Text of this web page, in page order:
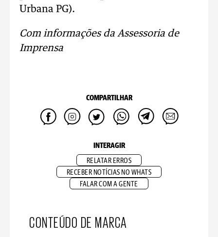
Urbana PG).
Com informações da Assessoria de
Imprensa
COMPARTILHAR
INTERAGIR
RELATAR ERROS
RECEBER NOTÍCIAS NO WHATS
FALAR COM A GENTE
CONTEÚDO DE MARCA